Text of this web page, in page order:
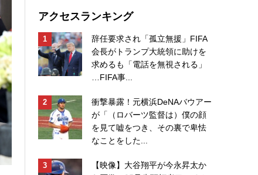
アクセスランキング
辞任要求され「孤立無援」FIFA
会長がトランプ大統領に助けを
求めるも「電話を無視される」
…FIFA事...
衝撃暴露！元横浜DeNAバウアー
が「（ロバーツ監督は）僕の顔
を見て嘘をつき、その裏で卑怯
なことをした...
【映像】大谷翔平が今永昇太か